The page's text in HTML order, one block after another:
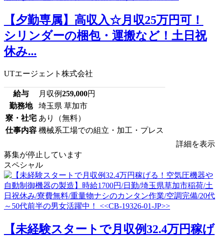
【夕勤専属】高収入☆月収25万円可！
シリンダーの梱包・運搬など！土日祝
休み...
UTエージェント株式会社
給与 月収例259,000円
勤務地
埼玉県 草加市
寮・社宅 あり（無料）
仕事内容 機械系工場での組立・加工・プレス
詳細を表示
募集が停止しています
スペシャル
【未経験スタートで月収例32.4万円稼げ